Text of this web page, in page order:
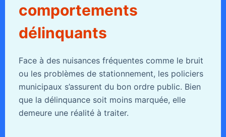
comportements
délinquants
Face à des nuisances fréquentes comme le bruit
ou les problèmes de stationnement, les policiers
municipaux s’assurent du bon ordre public. Bien
que la délinquance soit moins marquée, elle
demeure une réalité à traiter.